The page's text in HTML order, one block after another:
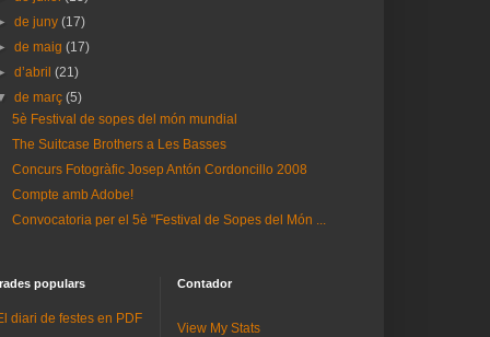
de juny(17)
de maig(17)
d’abril(21)
de març(5)
5è Festival de sopes del món mundial
The Suitcase Brothers a Les Basses
Concurs Fotogràfic Josep Antón Cordoncillo 2008
Compte amb Adobe!
Convocatoria per el 5è "Festival de Sopes del Món ...
populars
diari de festes en PDF
Contador
View My Stats